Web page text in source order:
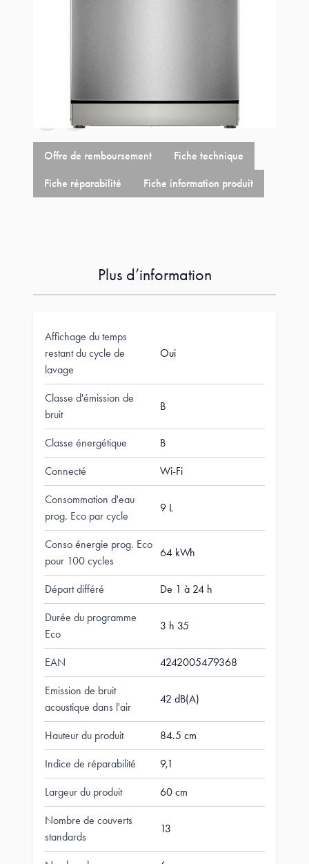
Offre de remboursement Fiche technique
Fiche réparabilité Fiche information produit
Plus d’information
Affichage du temps
restant du cycle de
lavage
Oui
Classe d'émission de
bruit
B
Classe énergétique B
Connecté Wi-Fi
Consommation d'eau
prog. Eco par cycle
9 L
Conso énergie prog. Eco
pour 100 cycles
64 kWh
Départ différé De 1 à 24 h
Durée du programme
Eco
3 h 35
EAN 4242005479368
Emission de bruit
acoustique dans l'air
42 dB(A)
Hauteur du produit 84.5 cm
Indice de réparabilité 9,1
Largeur du produit 60 cm
Nombre de couverts
standards
13